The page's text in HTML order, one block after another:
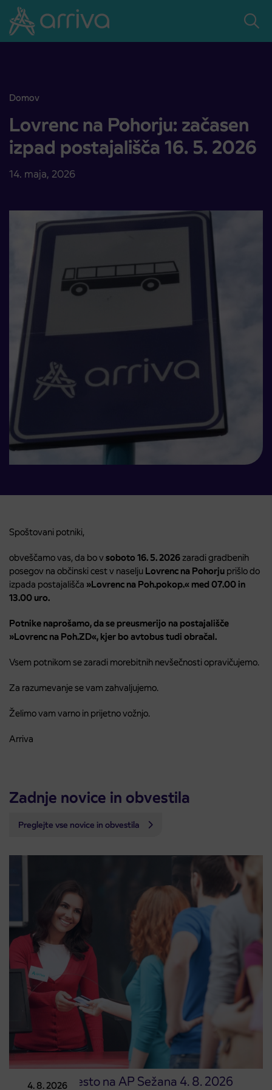
Skoči na vsebino
Domov
Lovrenc na Pohorju: začasen izpad postajališča 16. 5. 2026
Lovrenc na Pohorju: začasen
izpad postajališča 16. 5. 2026
14. maja, 2026
Spoštovani potniki,
obveščamo vas, da bo vsoboto 16. 5. 2026 zaradi gradbenih
posegov na občinski cest v naselju Lovrenc na Pohorju prišlo do
izpada postajališča »Lovrenc na Poh.pokop.« med 07.00 in
13.00 uro.
Potnike naprošamo, da se preusmerijo na postajališče
»Lovrenc na Poh.ZD«, kjer bo avtobus tudi obračal.
Vsem potnikom se zaradi morebitnih nevšečnosti opravičujemo.
Za razumevanje se vam zahvaljujemo.
Želimo vam varno in prijetno vožnjo.
Arriva
Zadnje novice in obvestila
Preglejte vse novice in obvestila
4. 8. 2026
Prodajno mesto na AP Sežana 4. 8. 2026